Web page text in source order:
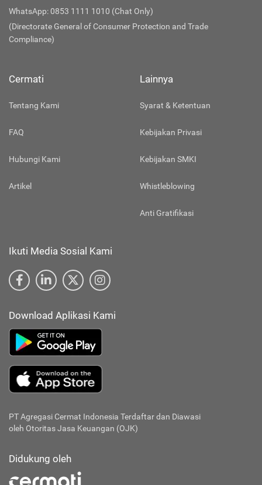
WhatsApp: 0853 1111 1010 (Chat Only)
(Directorate General of Consumer Protection and Trade
Compliance)
Cermati
Tentang Kami
FAQ
Hubungi Kami
Artikel
Lainnya
Syarat & Ketentuan
Kebijakan Privasi
Kebijakan SMKI
Whistleblowing
Anti Gratifikasi
Ikuti Media Sosial Kami
Download Aplikasi Kami
PT Agregasi Cermat Indonesia Terdaftar dan Diawasi
oleh Otoritas Jasa Keuangan (OJK)
Didukung oleh